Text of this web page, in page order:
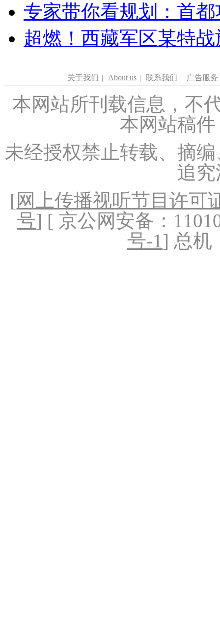
专家带你看规划：首
超燃！西藏军区某特
关于我们 | About us | 联系我们 | 广告服务
本网站所刊载信息，不
本网站稿
未经授权禁止转载、摘
追
[网上传播视听节目许可
号] [ 京公网安备：
号-1] 总机